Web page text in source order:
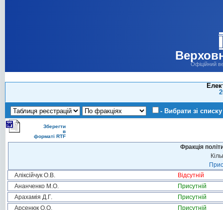
Офіційний
- Вибрати зі списку
Зберегти
в
форматі RTF
Фракція
Аліксійчук О.В.
Відсутній
Ананченко М.О.
Присутній
Арахамія Д.Г.
Присутній
Арсенюк О.О.
Присутній